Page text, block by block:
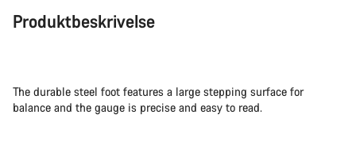
Produktbeskrivelse
The durable steel foot features a large stepping surface for
balance and the gauge is precise and easy to read.